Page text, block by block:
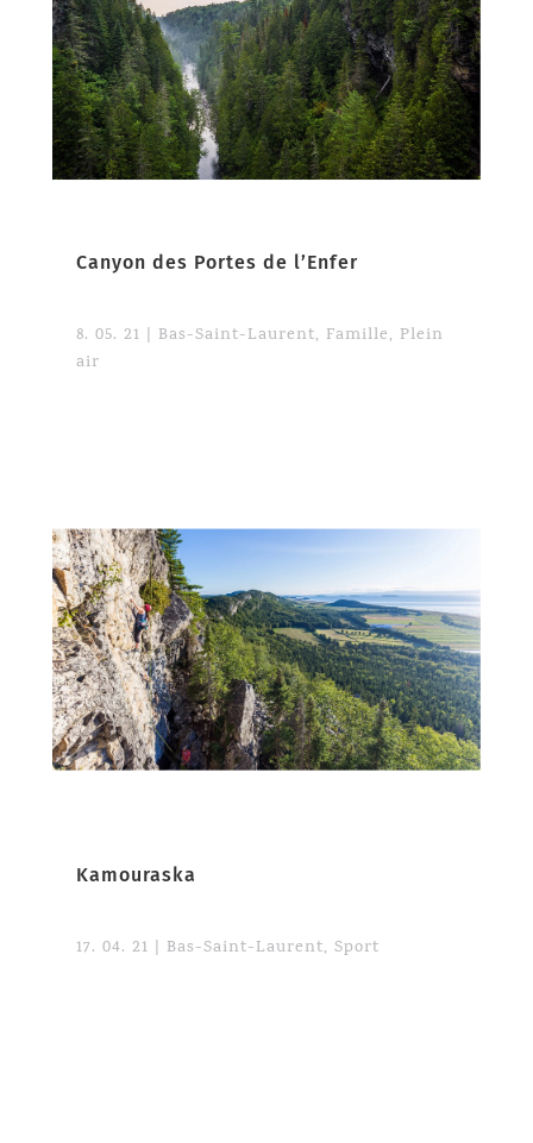
Canyon des Portes de l’Enfer
8. 05. 21 | Bas-Saint-Laurent, Famille, Plein
air
Kamouraska
17. 04. 21 Bas-Saint-Laurent, Sport